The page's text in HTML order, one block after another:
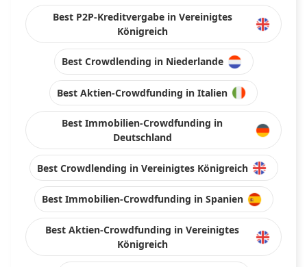
Best P2P-Kreditvergabe in Vereinigtes
Königreich
Best Crowdlending in Niederlande
Best Aktien-Crowdfunding in Italien
Best Immobilien-Crowdfunding in
Deutschland
Best Crowdlending in Vereinigtes Königreich
Best Immobilien-Crowdfunding in Spanien
Best Aktien-Crowdfunding in Vereinigtes
Königreich